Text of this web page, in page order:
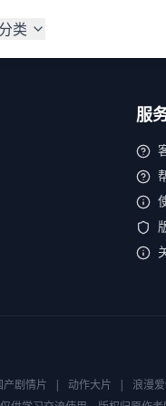
分类
服
产剧情片 | 动作大片 | 浪漫